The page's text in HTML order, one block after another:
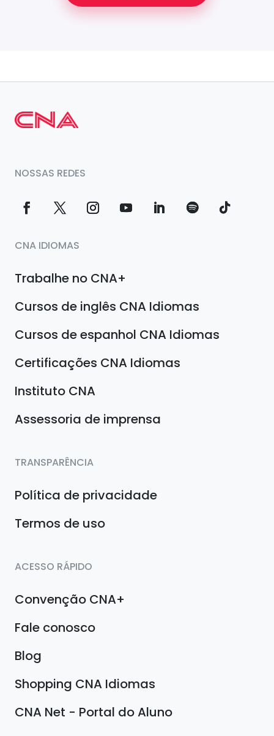
NOSSAS REDES
CNA IDIOMAS
Trabalhe no CNA+
Cursos de inglês CNA Idiomas
Cursos de espanhol CNA Idiomas
Certificações CNA Idiomas
Instituto CNA
Assessoria de imprensa
TRANSPARÊNCIA
Política de privacidade
Termos de uso
ACESSO RÁPIDO
Convenção CNA+
Fale conosco
Blog
Shopping CNA Idiomas
CNA Net - Portal do Aluno